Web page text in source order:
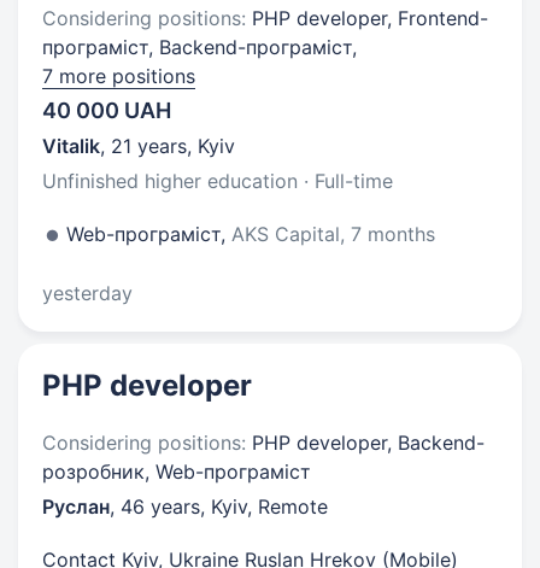
Considering positions: PHP developer, Frontend-
програміст, Backend-програміст,
7 more positions
40 000 UAH
Vitalik, 21 years, Kyiv
Unfinished higher education · Full-time
Web-програміст, AKS Capital, 7 months
yesterday
PHP developer
Considering positions: PHP developer, Backend-
розробник, Web-програміст
Руслан, 46 years, Kyiv, Remote
Contact Kyiv, Ukraine Ruslan Hrekov (Mobile)